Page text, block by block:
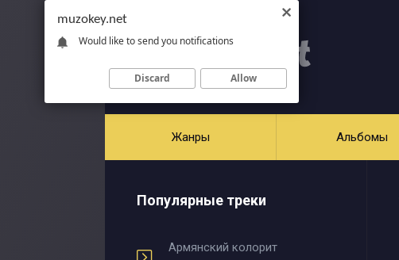
Жанры Альбомы
Популярные треки
Армянский колорит
muzokey.net
Would like to send you notifications
Discard Allow